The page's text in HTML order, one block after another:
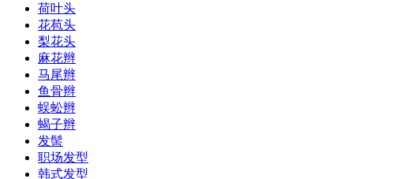
荷叶头
花苞头
梨花头
麻花辫
马尾辫
鱼骨辫
蜈蚣辫
蝎子辫
发髻
职场发型
韩式发型